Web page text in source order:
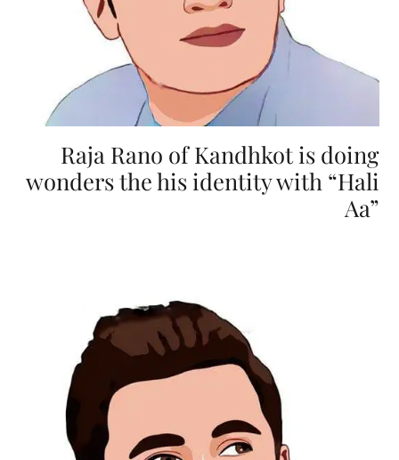
Raja Rano of Kandhkot is doing
wonders the his identity with “Hali
Aa”